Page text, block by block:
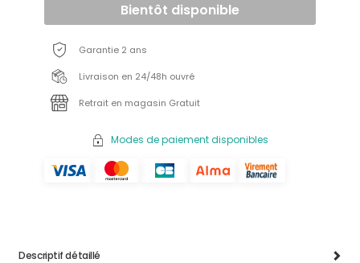
Bientôt disponible
Garantie 2 ans
Livraison en 24/48h ouvré
Retrait en magasin Gratuit
Modes de paiement disponibles
Descriptif détaillé